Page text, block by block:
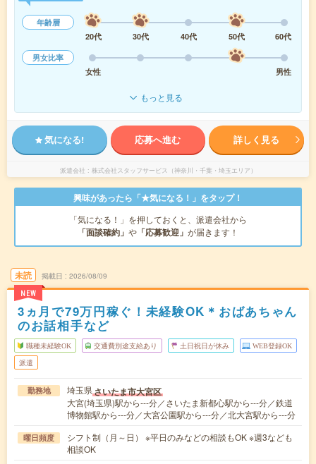
年齢層
20代
30代 40代 50代
60代
男女比率
女性
男性
もっと見る
気になる! 応募へ進む 詳しく見る
派遣会社 株式会社スタッフサービス（神奈川・千葉・埼玉エリア）
興味があったら「★気になる！」をタップ！
「気になる！」を押しておくと、派遣会社から
「面談確約」 や 「応募歓迎」 が届きます！
未読
NEW
掲載日 2026/08/09
3ヵ月で79万円稼ぐ！未経験OK＊おばあちゃん
のお話相手など
職種未経験OK 交通費別途支給あり 土日祝日が休み WEB登録OK
派遣
勤務地 埼玉県さいたま市大宮区
大宮(埼玉県)駅から---分／さいたま新都心駅から---分／鉄道
博物館駅から---分／大宮公園駅から---分／北大宮駅から---分
曜日頻度
シフト制（月～日） ※平日のみなどの相談もOK ※週3なども
相談OK